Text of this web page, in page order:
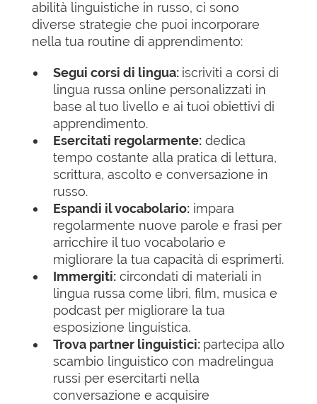
abilità linguistiche in russo, ci sono
diverse strategie che puoi incorporare
nella tua routine di apprendimento:
Segui corsi di lingua: iscriviti a corsi di
lingua russa online personalizzati in
base al tuo livello e ai tuoi obiettivi di
apprendimento.
Esercitati regolarmente: dedica
tempo costante alla pratica di lettura,
scrittura, ascolto e conversazione in
russo.
Espandi il vocabolario: impara
regolarmente nuove parole e frasi per
arricchire il tuo vocabolario e
migliorare la tua capacità di esprimerti.
Immergiti: circondati di materiali in
lingua russa come libri, film, musica e
podcast per migliorare la tua
esposizione linguistica.
Trova partner linguistici: partecipa allo
scambio linguistico con madrelingua
russi per esercitarti nella
conversazione e acquisire